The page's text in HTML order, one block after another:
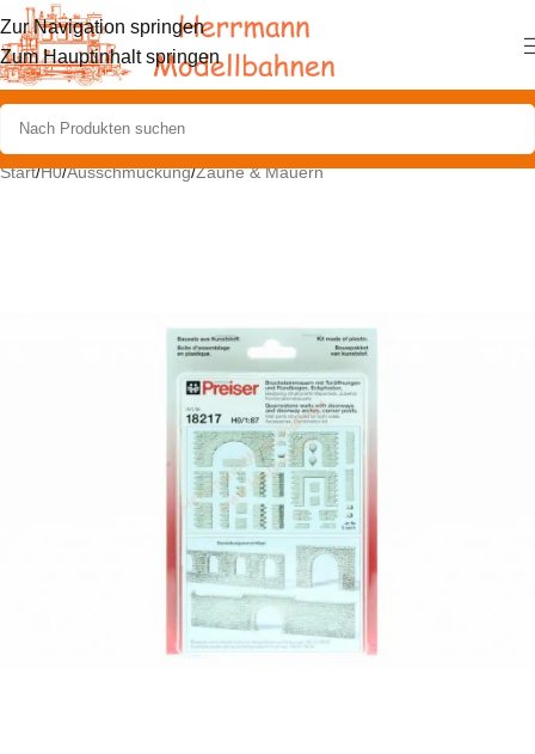
Zur Navigation springen
Zum Hauptinhalt springen
Start/H0/Ausschmückung/Zäune & Mauern